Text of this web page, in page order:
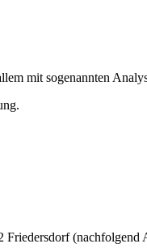
mit sogenannten